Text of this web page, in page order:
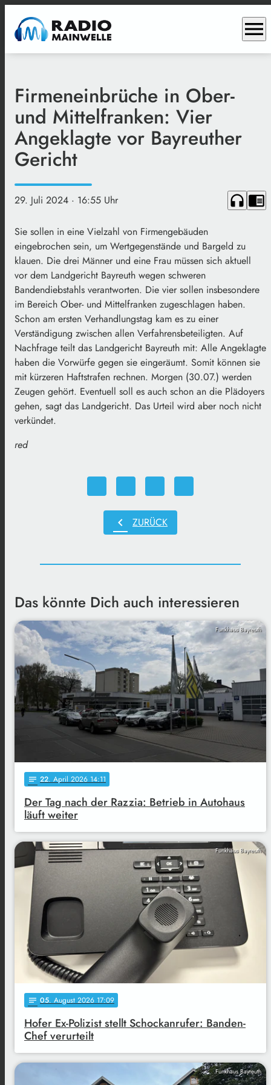
menu
Firmeneinbrüche in Ober-
und Mittelfranken: Vier
Angeklagte vor Bayreuther
Gericht
29. Juli 2024 · 16:55 Uhr headphones chrome_reader_mode
Sie sollen in eine Vielzahl von Firmengebäuden
eingebrochen sein, um Wertgegenstände und Bargeld zu
klauen. Die drei Männer und eine Frau müssen sich aktuell
vor dem Landgericht Bayreuth wegen schweren
Bandendiebstahls verantworten. Die vier sollen insbesondere
im Bereich Ober- und Mittelfranken zugeschlagen haben.
Schon am ersten Verhandlungstag kam es zu einer
Verständigung zwischen allen Verfahrensbeteiligten. Auf
Nachfrage teilt das Landgericht Bayreuth mit: Alle Angeklagte
haben die Vorwürfe gegen sie eingeräumt. Somit können sie
mit kürzeren Haftstrafen rechnen. Morgen (30.07.) werden
Zeugen gehört. Eventuell soll es auch schon an die Plädoyers
gehen, sagt das Landgericht. Das Urteil wird aber noch nicht
verkündet.
red
chevron_left ZURÜCK
Das könnte Dich auch interessieren
Funkhaus Bayreuth
notes 22. April 2026 14:11
Der Tag nach der Razzia: Betrieb in Autohaus
läuft weiter
Funkhaus Bayreuth
notes 05. August 2026 17:09
Hofer Ex-Polizist stellt Schockanrufer: Banden-
Chef verurteilt
Funkhaus Bayreuth